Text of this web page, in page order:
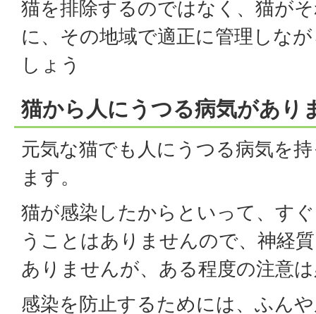
猫を排除するのではなく、猫が
に、その地域で適正に管理しな
しょう
猫から人にうつる病気があり
元気な猫でも人にうつる病気を
ます。
猫が感染したからといって、す
うことはありませんので、神経
ありませんが、ある程度の注意
感染を防止するためには、ふん